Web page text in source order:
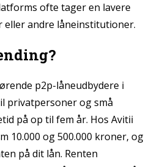
ofte tager en lavere
eller andre låneinstitutioner.
p2p-låneudbydere i
privatpersoner og små
på op til fem år. Hos Avitii
10.000 og 500.000 kroner, og
på dit lån. Renten